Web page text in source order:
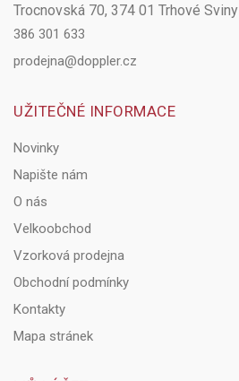
Trocnovská 70, 374 01 Trhové Sviny
386 301 633
prodejna@doppler.cz
UŽITEČNÉ INFORMACE
Novinky
Napište nám
O nás
Velkoobchod
Vzorková prodejna
Obchodní podmínky
Kontakty
Mapa stránek